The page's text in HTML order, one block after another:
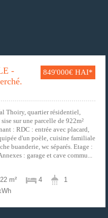
849'000€ HAI*
-
Thoiry, quartier résidentiel,
sur une parcelle de 922m²
: RDC : entrée avec placard,
d'un poèle, cuisine familiale
buanderie, wc séparés. Etage :
: garage et cave commu...
m² 4
1